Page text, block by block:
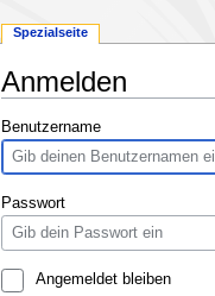
Anmelden
Zur
Navigation
springen
Zur
Suche
springen
Benutzername
Passwort
Angemeldet bleiben
Spezialseite